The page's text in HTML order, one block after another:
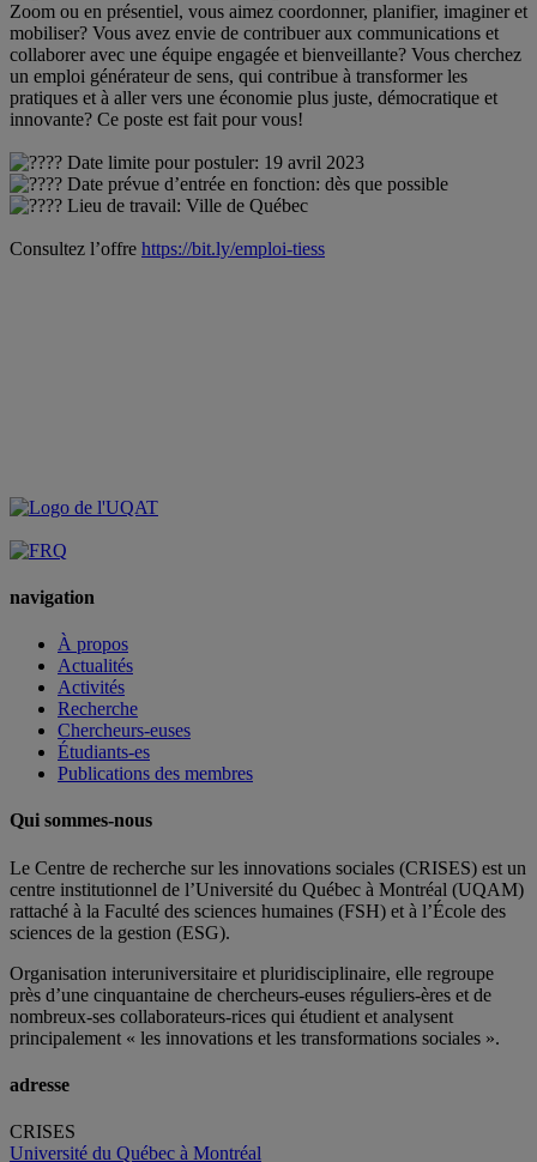
Zoom ou en présentiel, vous aimez coordonner, planifier, imaginer et
mobiliser? Vous avez envie de contribuer aux communications et
collaborer avec une équipe engagée et bienveillante? Vous cherchez
un emploi générateur de sens, qui contribue à transformer les
pratiques et à aller vers une économie plus juste, démocratique et
innovante? Ce poste est fait pour vous!
Date limite pour postuler: 19 avril 2023
Date prévue d’entrée en fonction: dès que possible
Lieu de travail: Ville de Québec
Consultez l’offre https://bit.ly/emploi-tiess
navigation
À propos
Actualités
Activités
Recherche
Chercheurs-euses
Étudiants-es
Publications des membres
Qui sommes-nous
Le Centre de recherche sur les innovations sociales (CRISES) est un
centre institutionnel de l’Université du Québec à Montréal (UQAM)
rattaché à la Faculté des sciences humaines (FSH) et à l’École des
sciences de la gestion (ESG).
Organisation interuniversitaire et pluridisciplinaire, elle regroupe
près d’une cinquantaine de chercheurs-euses réguliers-ères et de
nombreux-ses collaborateurs-rices qui étudient et analysent
principalement « les innovations et les transformations sociales ».
adresse
CRISES
Université du Québec à Montréal